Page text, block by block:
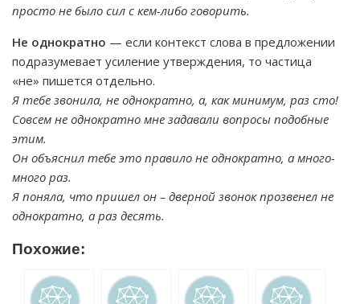
просто не было сил с кем-либо говорить.
Не однократно — если контекст слова в предложении
подразумевает усиление утверждения, то частица
«не» пишется отдельно.
Я тебе звонила, не однократно, а, как минимум, раз сто!
Совсем не однократно мне задавали вопросы подобные
этим.
Он объяснил тебе это правило не однократно, а много-
много раз.
Я поняла, что пришел он – дверной звонок прозвенел не
однократно, а раз десять.
Похожие: